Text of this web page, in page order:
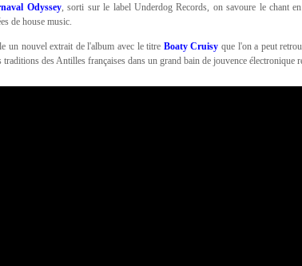
Odyssey, sorti sur le label Underdog Records, on savoure le chant
de house music.
un nouvel extrait de l'album avec le titre Boaty Cruisy que l'on a peut
des Antilles françaises dans un grand bain de jouvence électronique